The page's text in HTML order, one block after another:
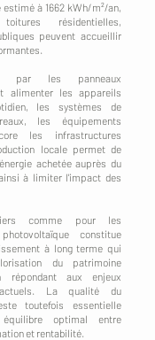
à 1662 kWh/m²/an,
résidentielles,
peuvent accueillir
par les panneaux
alimenter les appareils
les systèmes de
les équipements
les infrastructures
locale permet de
achetée auprès du
à limiter l'impact des
comme pour les
constitue
à long terme qui
du patrimoine
répondant aux enjeux
actuels. La qualité du
toutefois essentielle
optimal entre
et rentabilité.